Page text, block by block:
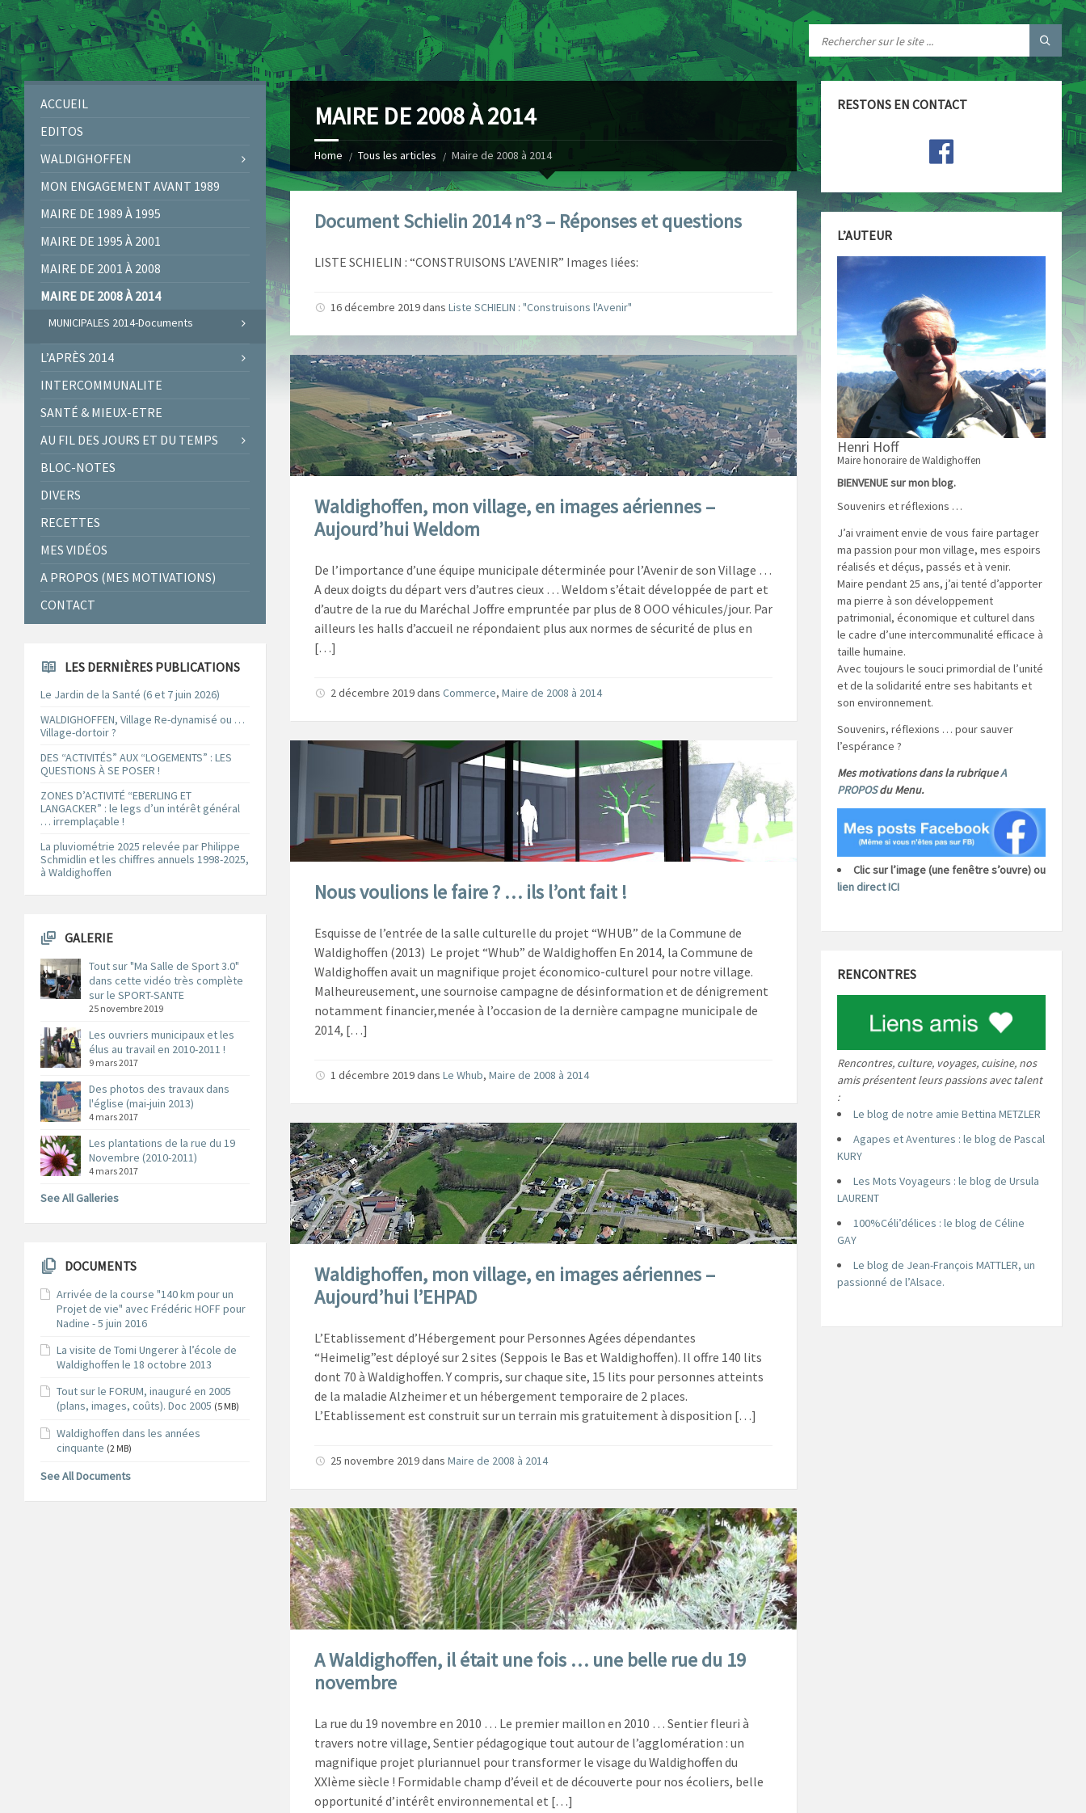
MAIRE DE 2008 À 2014
Home Tous les articles Maire de 2008 à 2014
Document Schielin 2014 n°3 – Réponses et questions
LISTE SCHIELIN : “CONSTRUISONS L’AVENIR” Images liées:
16 décembre 2019dans Liste SCHIELIN : "Construisons l'Avenir"
Waldighoffen, mon village, en images aériennes –
Aujourd’hui Weldom
De l’importance d’une équipe municipale déterminée pour l’Avenir de son Village …
A deux doigts du départ vers d’autres cieux … Weldom s’était développée de part et
d’autre de la rue du Maréchal Joffre empruntée par plus de 8 OOO véhicules/jour. Par
ailleurs les halls d’accueil ne répondaient plus aux normes de sécurité de plus en
[…]
2 décembre 2019dans Commerce, Maire de 2008 à 2014
Nous voulions le faire ? … ils l’ont fait !
Esquisse de l’entrée de la salle culturelle du projet “WHUB” de la Commune de
Waldighoffen (2013) Le projet “Whub” de Waldighoffen En 2014, la Commune de
Waldighoffen avait un magnifique projet économico-culturel pour notre village.
Malheureusement, une sournoise campagne de désinformation et de dénigrement
notamment financier,menée à l’occasion de la dernière campagne municipale de
2014, […]
1 décembre 2019dans Le Whub, Maire de 2008 à 2014
Waldighoffen, mon village, en images aériennes –
Aujourd’hui l’EHPAD
L’Etablissement d’Hébergement pour Personnes Agées dépendantes
“Heimelig”est déployé sur 2 sites (Seppois le Bas et Waldighoffen). Il offre 140 lits
dont 70 à Waldighoffen. Y compris, sur chaque site, 15 lits pour personnes atteints
de la maladie Alzheimer et un hébergement temporaire de 2 places.
L’Etablissement est construit sur un terrain mis gratuitement à disposition […]
25 novembre 2019dans Maire de 2008 à 2014
A Waldighoffen, il était une fois … une belle rue du 19
novembre
La rue du 19 novembre en 2010 … Le premier maillon en 2010 … Sentier fleuri à
travers notre village, Sentier pédagogique tout autour de l’agglomération : un
magnifique projet pluriannuel pour transformer le visage du Waldighoffen du
XXIème siècle ! Formidable champ d’éveil et de découverte pour nos écoliers, belle
opportunité d’intérêt environnemental et […]
ACCUEIL
EDITOS
WALDIGHOFFEN
MON ENGAGEMENT AVANT 1989
MAIRE DE 1989 À 1995
MAIRE DE 1995 À 2001
MAIRE DE 2001 À 2008
MAIRE DE 2008 À 2014
MUNICIPALES 2014-Documents
L’APRÈS 2014
INTERCOMMUNALITE
SANTÉ & MIEUX-ETRE
AU FIL DES JOURS ET DU TEMPS
BLOC-NOTES
DIVERS
RECETTES
MES VIDÉOS
A PROPOS (MES MOTIVATIONS)
CONTACT
LES DERNIÈRES PUBLICATIONS
Le Jardin de la Santé (6 et 7 juin 2026)
WALDIGHOFFEN, Village Re-dynamisé ou …
Village-dortoir ?
DES “ACTIVITÉS” AUX “LOGEMENTS” : LES
QUESTIONS À SE POSER !
ZONES D’ACTIVITÉ “EBERLING ET
LANGACKER” : le legs d’un intérêt général
… irremplaçable !
La pluviométrie 2025 relevée par Philippe
Schmidlin et les chiffres annuels 1998-2025,
à Waldighoffen
GALERIE
Tout sur "Ma Salle de Sport 3.0"
dans cette vidéo très complète
sur le SPORT-SANTE
25 novembre 2019
Les ouvriers municipaux et les
élus au travail en 2010-2011 !
9 mars 2017
Des photos des travaux dans
l'église (mai-juin 2013)
4 mars 2017
Les plantations de la rue du 19
Novembre (2010-2011)
4 mars 2017
See All Galleries
DOCUMENTS
Arrivée de la course "140 km pour un
Projet de vie" avec Frédéric HOFF pour
Nadine - 5 juin 2016
La visite de Tomi Ungerer à l’école de
Waldighoffen le 18 octobre 2013
Tout sur le FORUM, inauguré en 2005
(plans, images, coûts). Doc 2005 (5 MB)
Waldighoffen dans les années
cinquante (2 MB)
See All Documents
RESTONS EN CONTACT
L’AUTEUR
Henri Hoff
Maire honoraire de Waldighoffen
BIENVENUE sur mon blog.
Souvenirs et réflexions …
J’ai vraiment envie de vous faire partager
ma passion pour mon village, mes espoirs
réalisés et déçus, passés et à venir.
Maire pendant 25 ans, j’ai tenté d’apporter
ma pierre à son développement
patrimonial, économique et culturel dans
le cadre d’une intercommunalité efficace à
taille humaine.
Avec toujours le souci primordial de l’unité
et de la solidarité entre ses habitants et
son environnement.
Souvenirs, réflexions … pour sauver
l’espérance ?
Mes motivations dans la rubriqueA
PROPOSdu Menu.
Clic sur l’image (une fenêtre s’ouvre) ou
lien direct ICI
RENCONTRES
Rencontres, culture, voyages, cuisine, nos
amis présentent leurs passions avec talent
:
Le blog de notre amie Bettina METZLER
Agapes et Aventures : le blog de Pascal
KURY
Les Mots Voyageurs : le blog de Ursula
LAURENT
100%Céli’délices : le blog de Céline
GAY
Le blog de Jean-François MATTLER, un
passionné de l’Alsace.